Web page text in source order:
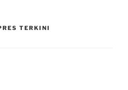
TERKINI